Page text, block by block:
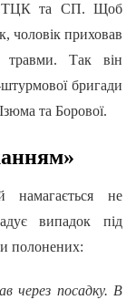
ТЦК та СП. Щоб
чоловік приховав
травми. Так він
бригади
та Борової.
намагається не
випадок під
полонених:
через посадку. В